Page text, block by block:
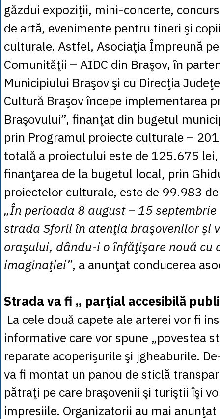
găzdui expoziţii, mini-concerte,
de artă, evenimente pentru tineri şi
culturale. Astfel, Asociaţia Împreună
Comunităţii – AIDC din Braşov, în
Municipiului Braşov şi cu Direcţia
Cultură Braşov începe implementarea
Braşovului”, finanţat din bugetul
prin Programul proiecte culturale –
totală a proiectului este de 125.675
finanţarea de la bugetul local, prin
proiectelor culturale, este de 99.983
„În perioada 8 august – 15
strada Sforii în atenţia braşovenilor şi
oraşului, dându-i o înfăţişare nouă cu
imaginaţiei”, a anunţat conducerea
Strada va fi „ parţial accesibilă
La cele două capete ale arterei vor fi
informative care vor spune „povestea
reparate acoperişurile şi jgheaburile.
va fi montat un panou de sticlă
pătraţi pe care braşovenii şi turiştii îşi
impresiile. Organizatorii au mai anunţat